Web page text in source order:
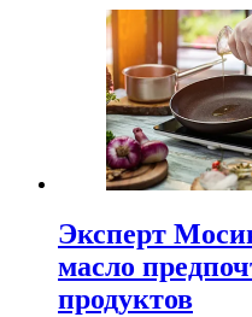
Эксперт
масло
продуктов